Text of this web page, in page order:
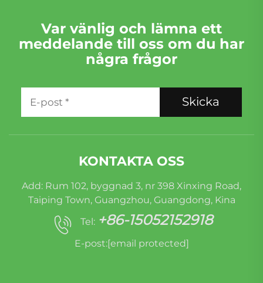
Var vänlig och lämna ett
meddelande till oss om du har
några frågor
Skicka
KONTAKTA OSS
Add: Rum 102, byggnad 3, nr 398 Xinxing Road,
Taiping Town, Guangzhou, Guangdong, Kina
Tel: +86-15052152918
E-post:[email protected]